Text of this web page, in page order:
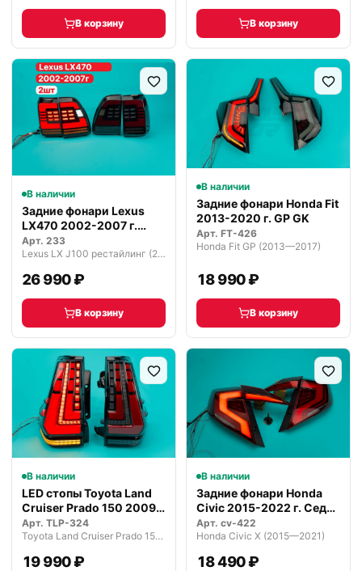
В корзину В корзину
В наличии
Задние фонари Lexus
LX470 2002-2007 г.
дымчатые
Арт. 233
Lexus LX J100 рестайлинг (2002—2007)
26 990 ₽
В корзину
В наличии
Задние фонари Honda Fit
2013-2020 г. GP GK
Арт. FT-426
Honda Fit GP (2013—2017)
18 990 ₽
В корзину
В наличии
LED стопы Toyota Land
Cruiser Prado 150 2009–
2023
Арт. TLP-324
Toyota Land Cruiser Prado 150 (2009—2013)
19 990 ₽
В наличии
Задние фонари Honda
Civic 2015-2022 г. Седан
Крас…
Арт. cv-422
Honda Civic X (2015—2021)
18 490 ₽